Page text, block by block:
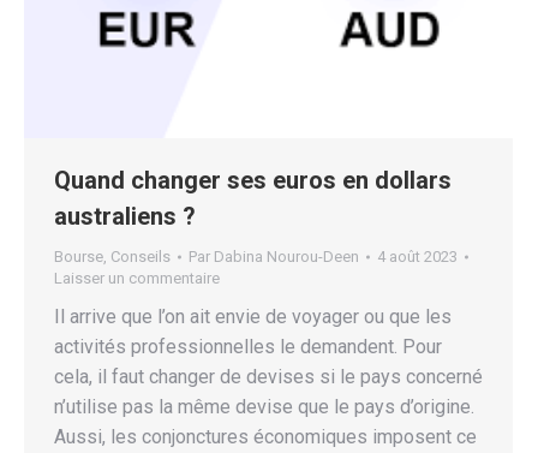
Quand changer ses euros en dollars
australiens ?
Bourse Conseils Par Dabina Nourou-Deen
4 août 2023
Laisser un commentaire
Il arrive que l’on ait envie de voyager ou que les
activités professionnelles le demandent. Pour
cela, il faut changer de devises si le pays concerné
n’utilise pas la même devise que le pays d’origine.
Aussi, les conjonctures économiques imposent ce